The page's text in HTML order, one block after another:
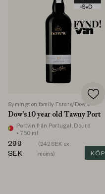
Symington family Estate/Dow's
Dow's 10 year old Tawny Port
Portvin från Portugal, Douro
• 750 ml
299
SEK
(242SEK ex.
moms)
KÖP